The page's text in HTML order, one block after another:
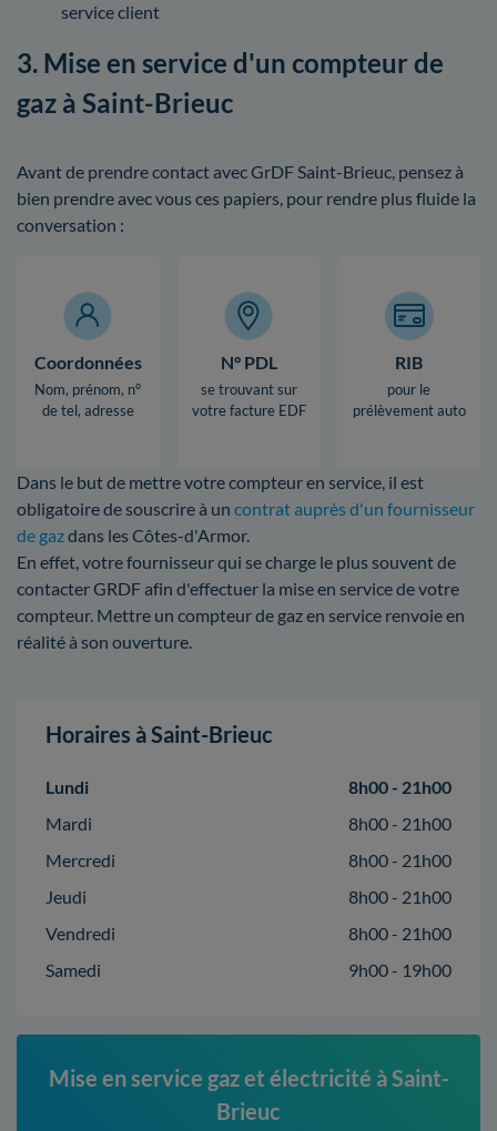
service client
3. Mise en service d'un compteur de
gaz à Saint-Brieuc
Avant de prendre contact avec GrDF Saint-Brieuc, pensez à
bien prendre avec vous ces papiers, pour rendre plus fluide la
conversation :
Coordonnées
Nom, prénom, n°
de tel, adresse
N° PDL
se trouvant sur
votre facture EDF
RIB
pour le
prélèvement auto
Dans le but de mettre votre compteur en service, il est
obligatoire de souscrire à un contrat auprès d'un fournisseur
de gazdans les Côtes-d'Armor.
En effet, votre fournisseur qui se charge le plus souvent de
contacter GRDF afin d'effectuer la mise en service de votre
compteur. Mettre un compteur de gaz en service renvoie en
réalité à son ouverture.
Horaires à Saint-Brieuc
Lundi
8h00 - 21h00
Mardi
8h00 - 21h00
Mercredi
8h00 - 21h00
Jeudi
8h00 - 21h00
Vendredi
8h00 - 21h00
Samedi
9h00 - 19h00
Mise en service gaz et électricité à Saint-
Brieuc